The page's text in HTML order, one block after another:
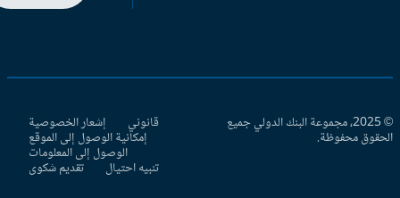
© 2025، مجموعة البنك الدولي جميع
محفوظة.
قانوني إشعار الخصوصية
إمكانية الوصول إلى الموقع
الوصول إلى المعلومات
تنبيه احتيال تقديم شكوى